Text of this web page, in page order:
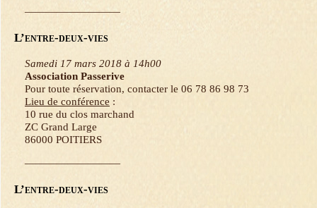
—————————
L’entre-deux-vies
Samedi 17 mars 2018 à 14h00
Association Passerive
Pour toute réservation, contacter le 06 78 86 98 73
Lieu de conférence :
10 rue du clos marchand
ZC Grand Large
86000 POITIERS
—————————
L’entre-deux-vies